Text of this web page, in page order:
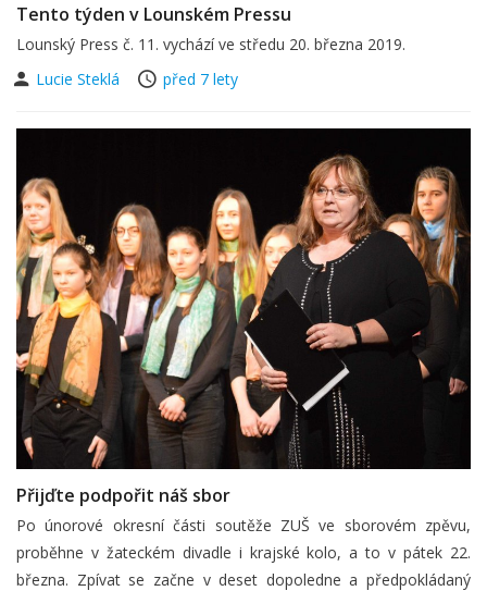
Tento týden v Lounském Pressu
Lounský Press č. 11. vychází ve středu 20. března 2019.
Lucie Steklá
před 7 lety
Přijďte podpořit náš sbor
Po únorové okresní části soutěže ZUŠ ve sborovém zpěvu,
proběhne v žateckém divadle i krajské kolo, a to v pátek 22.
března. Zpívat se začne v deset dopoledne a předpokládaný